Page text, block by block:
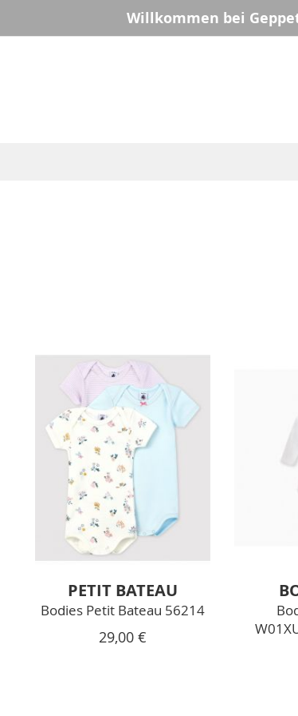
Willkommen bei
PETIT BATEAU
Bodies Petit Bateau 56214
29,00 €